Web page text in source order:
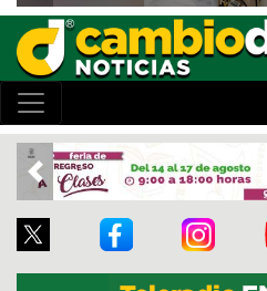
Previous